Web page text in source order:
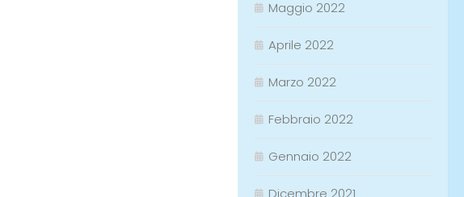
Maggio 2022
Aprile 2022
Marzo 2022
Febbraio 2022
Gennaio 2022
Dicembre 2021